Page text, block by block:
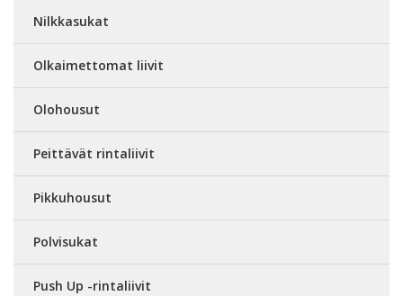
Nilkkasukat
Olkaimettomat liivit
Olohousut
Peittävät rintaliivit
Pikkuhousut
Polvisukat
Push Up -rintaliivit